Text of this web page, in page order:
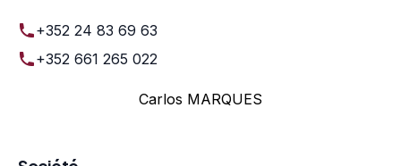
+352 24 83 69 63
+352 661 265 022
Carlos MARQUES